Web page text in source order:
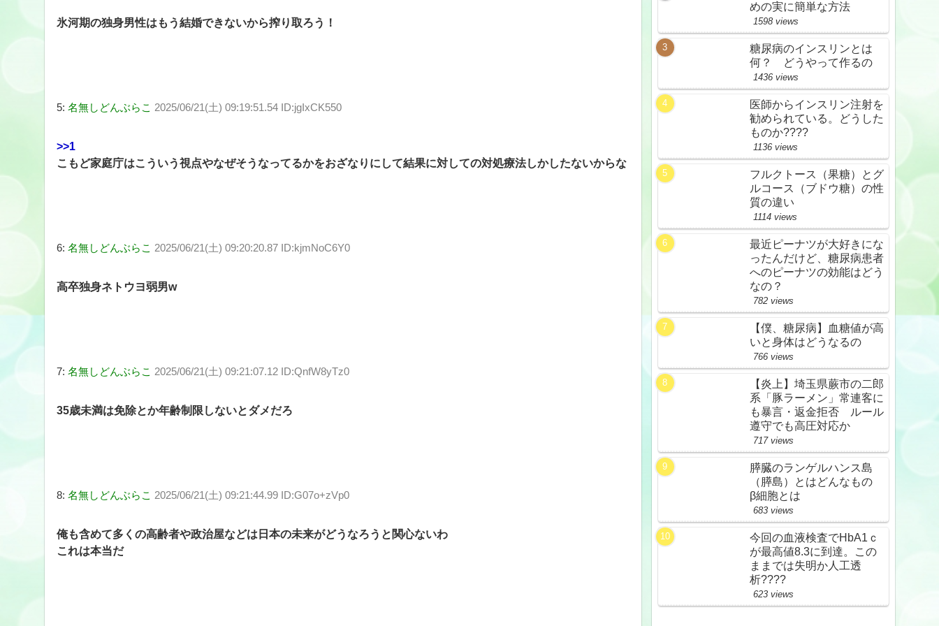
氷河期の独身男性はもう結婚できないから搾り取ろう！
5: 名無しどんぶらこ 2025/06/21(土) 09:19:51.54 ID:jgIxCK550
>>1
こもど家庭庁はこういう視点やなぜそうなってるかをおざなりにして結果に対しての対処療法しかしたないからな
6: 名無しどんぶらこ 2025/06/21(土) 09:20:20.87 ID:kjmNoC6Y0
高卒独身ネトウヨ弱男w
7: 名無しどんぶらこ 2025/06/21(土) 09:21:07.12 ID:QnfW8yTz0
35歳未満は免除とか年齢制限しないとダメだろ
8: 名無しどんぶらこ 2025/06/21(土) 09:21:44.99 ID:G07o+zVp0
俺も含めて多くの高齢者や政治屋などは日本の未来がどうなろうと関心ないわ
これは本当だ
めの実に簡単な方法
1598 views
糖尿病のインスリンとは
何？ どうやって作るの
1436 views
医師からインスリン注射を
勧められている。どうした
ものか????
1136 views
フルクトース（果糖）とグ
ルコース（ブドウ糖）の性
質の違い
1114 views
最近ピーナツが大好きにな
ったんだけど、糖尿病患者
へのピーナツの効能はどう
なの？
782 views
【僕、糖尿病】血糖値が高
いと身体はどうなるの
766 views
【炎上】埼玉県蕨市の二郎
系「豚ラーメン」常連客に
も暴言・返金拒否 ルール
遵守でも高圧対応か
717 views
膵臓のランゲルハンス島
（膵島）とはどんなもの
β細胞とは
683 views
今回の血液検査でHbA1ｃ
が最高値8.3に到達。この
ままでは失明か人工透
析????
623 views